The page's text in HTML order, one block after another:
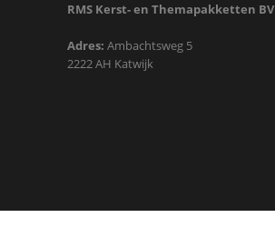
RMS Kerst- en Themapakketten BV
Adres: Ambachtsweg 5
2222 AH Katwijk